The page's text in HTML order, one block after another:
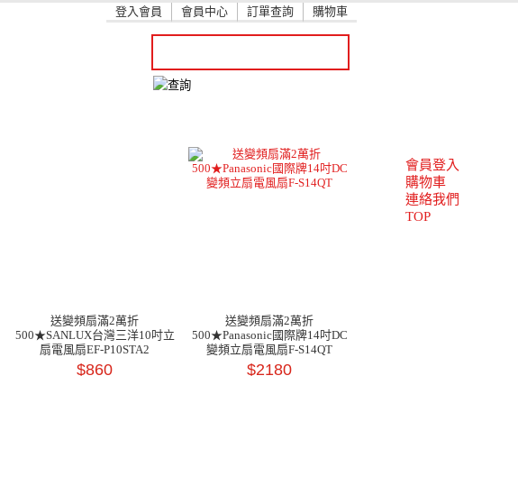
登入會員 會員中心 訂單查詢 購物車
送變頻扇滿2萬折
500★SANLUX台灣三洋10吋立
扇電風扇EF-P10STA2
$860
送變頻扇滿2萬折
500★Panasonic國際牌14吋DC
變頻立扇電風扇F-S14QT
$2180
會員登入
購物車
連絡我們
TOP